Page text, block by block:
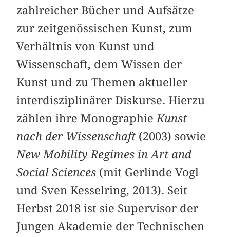
zahlreicher Bücher und Aufsätze
zur zeitgenössischen Kunst, zum
Verhältnis von Kunst und
Wissenschaft, dem Wissen der
Kunst und zu Themen aktueller
interdisziplinärer Diskurse. Hierzu
zählen ihre MonographieKunst
nach der Wissenschaft (2003) sowie
New Mobility Regimes in Art and
Social Sciences (mit Gerlinde Vogl
und Sven Kesselring, 2013). Seit
Herbst 2018 ist sie Supervisor der
Jungen Akademie der Technischen